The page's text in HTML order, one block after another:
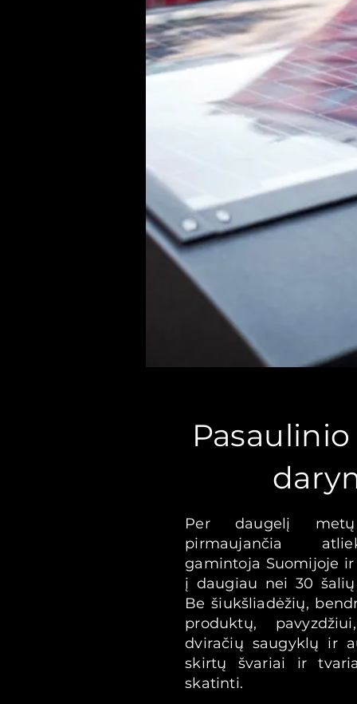
Per daugelį
pirmaujančia
gamintoja Suomijoje
į daugiau nei 30 šalių
Be šiukšliadėžių,
produktų,
dviračių saugyklų ir
skirtų švariai ir
skatinti.